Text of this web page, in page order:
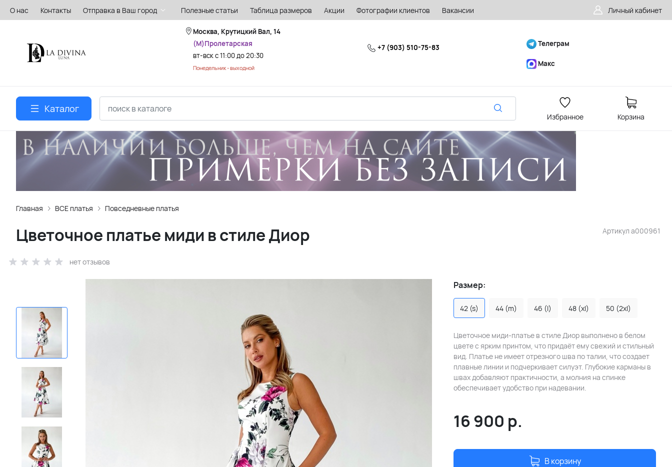
О нас Контакты Отправка в Ваш город Полезные статьи Таблица размеров Акции Фотографии клиентов Вакансии Личный кабинет
Москва, Крутицкий Вал, 14
(М)Пролетарская
вт-вск с 11:00 до 20:30
Понедельник - выходной
+7 (903) 510-75-83 Телеграм
Макс
Каталог
Избранное Корзина
Главная ВСЕ платья Повседневные платья
Артикул a000961
Цветочное платье миди в стиле Диор
нет отзывов
Размер:
42 (s) 44 (m) 46 (l) 48 (xl) 50 (2xl)
Цветочное миди-платье в стиле Диор выполнено в белом
цвете с ярким принтом, что придаёт ему свежий и стильный
вид. Платье не имеет отрезного шва по талии, что создает
плавные линии и подчеркивает силуэт. Глубокие карманы в
швах добавляют практичности, а молния на спинке
обеспечивает удобство при надевании.
16 900 р.
В корзину